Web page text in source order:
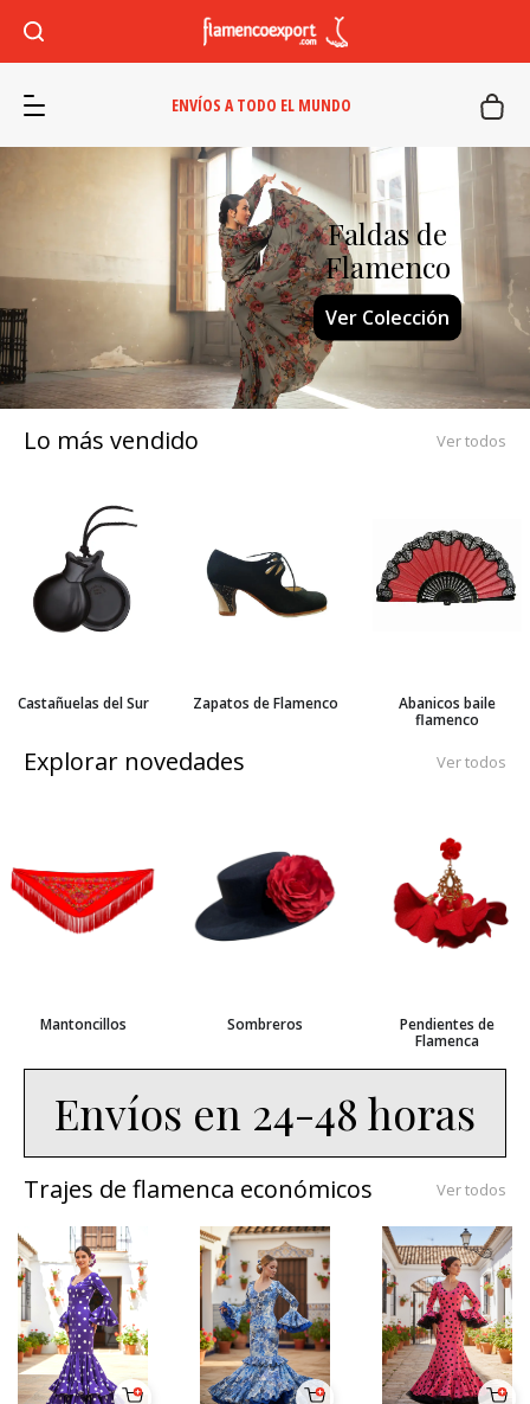
ENVÍOS A TODO EL MUNDO
Faldas de
Flamenco
Ver Colección
Castañuelas
Comprar ahora
Lo más vendido Ver todos
Castañuelas del Sur Zapatos de Flamenco
Abanicos baile
flamenco
Explorar novedades Ver todos
Mantoncillos Sombreros
Pendientes de
Flamenca
Envíos en 24-48 horas
Trajes de flamenca económicos Ver todos